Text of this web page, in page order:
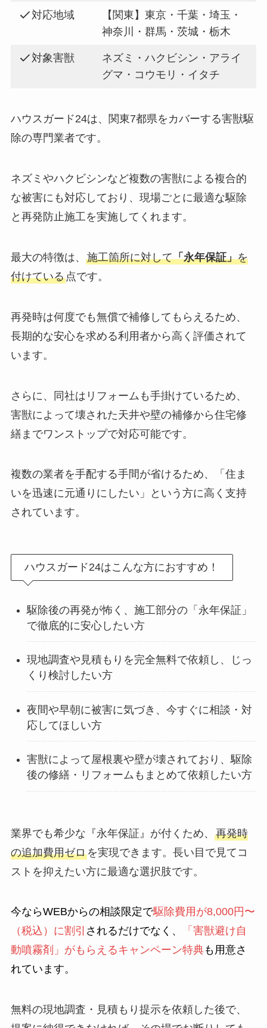
対応地域
【関東】東京・千葉・埼玉・
神奈川・群馬・茨城・栃木
対象害獣
ネズミ・ハクビシン・アライ
グマ・コウモリ・イタチ
ハウスガード24は、関東7都県をカバーする害獣駆
除の専門業者です。
ネズミやハクビシンなど複数の害獣による複合的
な被害にも対応しており、現場ごとに最適な駆除
と再発防止施工を実施してくれます。
最大の特徴は、 施工箇所に対して「永年保証」を
付けている点です。
再発時は何度でも無償で補修してもらえるため、
長期的な安心を求める利用者から高く評価されて
います。
さらに、同社はリフォームも手掛けているため、
害獣によって壊された天井や壁の補修から住宅修
繕までワンストップで対応可能です。
複数の業者を手配する手間が省けるため、「住ま
いを迅速に元通りにしたい」という方に高く支持
されています。
ハウスガード24はこんな方におすすめ！
駆除後の再発が怖く、施工部分の「永年保証」
で徹底的に安心したい方
現地調査や見積もりを完全無料で依頼し、じっ
くり検討したい方
夜間や早朝に被害に気づき、今すぐに相談・対
応してほしい方
害獣によって屋根裏や壁が壊されており、駆除
後の修繕・リフォームもまとめて依頼したい方
業界でも希少な『永年保証』が付くため、 再発時
の追加費用ゼロを実現できます。長い目で見てコ
ストを抑えたい方に最適な選択肢です。
今ならWEBからの相談限定で駆除費用が8,000円〜
（税込）に割引 されるだけでなく、
「害獣避け自
動噴霧剤」がもらえるキャンペーン特典も用意さ
れています。
無料の現地調査・見積もり提示を依頼した後で、